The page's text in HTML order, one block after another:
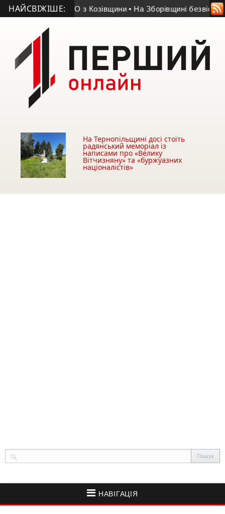
НАЙСВІЖІШЕ:
учасник АТО з Козівщини • На Зборівщині безвісти зник
На Тернопільщині досі стоїть
радянський меморіал із
написами про «Велику
Вітчизняну» та «буржуазних
націоналістів»
НАВІГАЦІЯ